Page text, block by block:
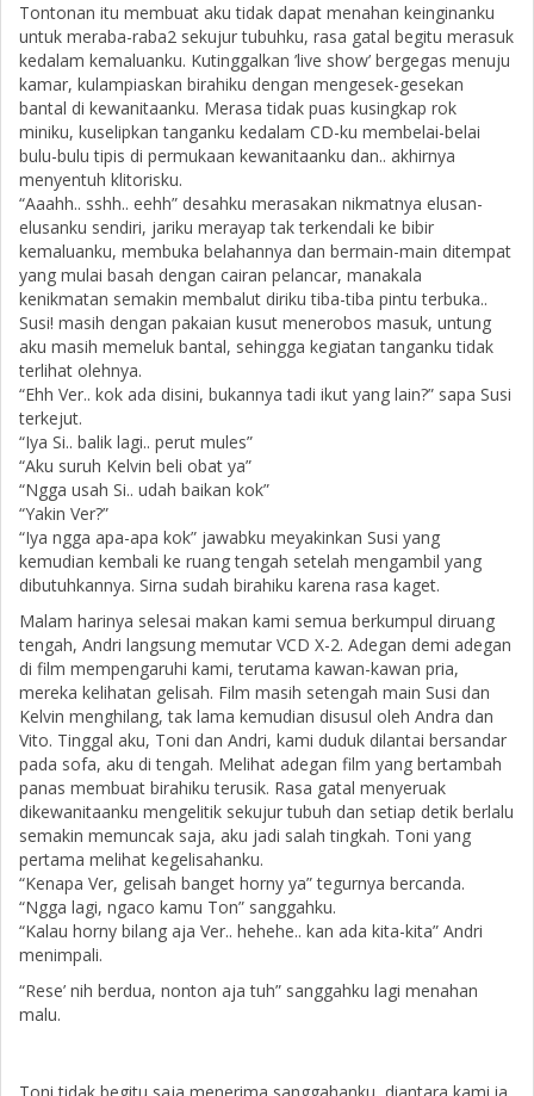
Tontonan itu membuat aku tidak dapat menahan keinginanku
untuk meraba-raba2 sekujur tubuhku, rasa gatal begitu merasuk
kedalam kemaluanku. Kutinggalkan ’live show’ bergegas menuju
kamar, kulampiaskan birahiku dengan mengesek-gesekan
bantal di kewanitaanku. Merasa tidak puas kusingkap rok
miniku, kuselipkan tanganku kedalam CD-ku membelai-belai
bulu-bulu tipis di permukaan kewanitaanku dan.. akhirnya
menyentuh klitorisku.
“Aaahh.. sshh.. eehh” desahku merasakan nikmatnya elusan-
elusanku sendiri, jariku merayap tak terkendali ke bibir
kemaluanku, membuka belahannya dan bermain-main ditempat
yang mulai basah dengan cairan pelancar, manakala
kenikmatan semakin membalut diriku tiba-tiba pintu terbuka..
Susi! masih dengan pakaian kusut menerobos masuk, untung
aku masih memeluk bantal, sehingga kegiatan tanganku tidak
terlihat olehnya.
“Ehh Ver.. kok ada disini, bukannya tadi ikut yang lain?” sapa Susi
terkejut.
“Iya Si.. balik lagi.. perut mules”
“Aku suruh Kelvin beli obat ya”
“Ngga usah Si.. udah baikan kok”
“Yakin Ver?”
“Iya ngga apa-apa kok” jawabku meyakinkan Susi yang
kemudian kembali ke ruang tengah setelah mengambil yang
dibutuhkannya. Sirna sudah birahiku karena rasa kaget.
Malam harinya selesai makan kami semua berkumpul diruang
tengah, Andri langsung memutar VCD X-2. Adegan demi adegan
di film mempengaruhi kami, terutama kawan-kawan pria,
mereka kelihatan gelisah. Film masih setengah main Susi dan
Kelvin menghilang, tak lama kemudian disusul oleh Andra dan
Vito. Tinggal aku, Toni dan Andri, kami duduk dilantai bersandar
pada sofa, aku di tengah. Melihat adegan film yang bertambah
panas membuat birahiku terusik. Rasa gatal menyeruak
dikewanitaanku mengelitik sekujur tubuh dan setiap detik berlalu
semakin memuncak saja, aku jadi salah tingkah. Toni yang
pertama melihat kegelisahanku.
“Kenapa Ver, gelisah banget horny ya” tegurnya bercanda.
“Ngga lagi, ngaco kamu Ton” sanggahku.
“Kalau horny bilang aja Ver.. hehehe.. kan ada kita-kita” Andri
menimpali.
“Rese’ nih berdua, nonton aja tuh” sanggahku lagi menahan
malu.